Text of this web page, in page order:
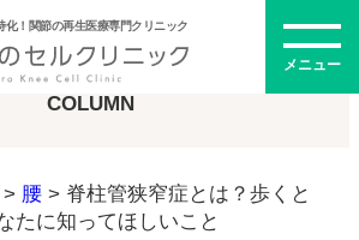
化！関節の再生医療専門クリニック
メニュー
ての方へ
コラム
COLUMN
> 腰> 脊柱管狭窄症とは？歩くと
たに知ってほしいこと